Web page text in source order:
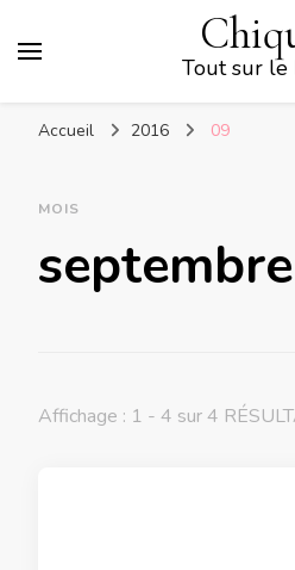
Tout sur le
Accueil 2016 09
MOIS
Affichage : 1 - 4 sur 4